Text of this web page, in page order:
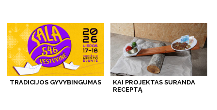
TRADICIJOS GYVYBINGUMAS
KAI PROJEKTAS SURANDA
RECEPTĄ